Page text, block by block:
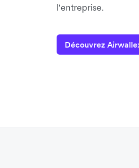
l'entreprise.
Découvrez